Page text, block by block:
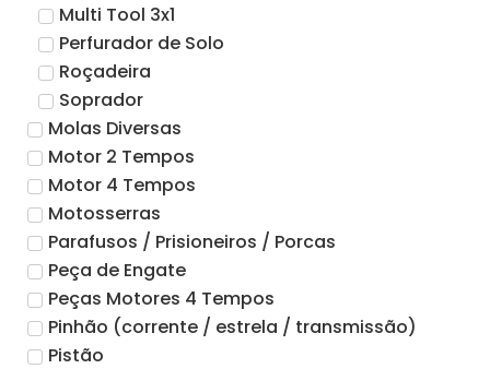
Multi Tool 3x1
Perfurador de Solo
Roçadeira
Soprador
Molas Diversas
Motor 2 Tempos
Motor 4 Tempos
Motosserras
Parafusos / Prisioneiros / Porcas
Peça de Engate
Peças Motores 4 Tempos
Pinhão (corrente / estrela / transmissão)
Pistão